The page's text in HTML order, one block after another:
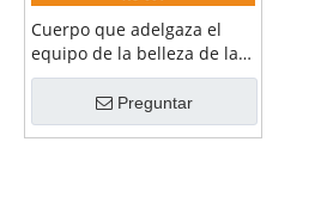
Cuerpo que adelgaza el
equipo de la belleza de la
pérdida de peso del diodo
Lipolaser 1060nm de la
máquina del laser
Preguntar